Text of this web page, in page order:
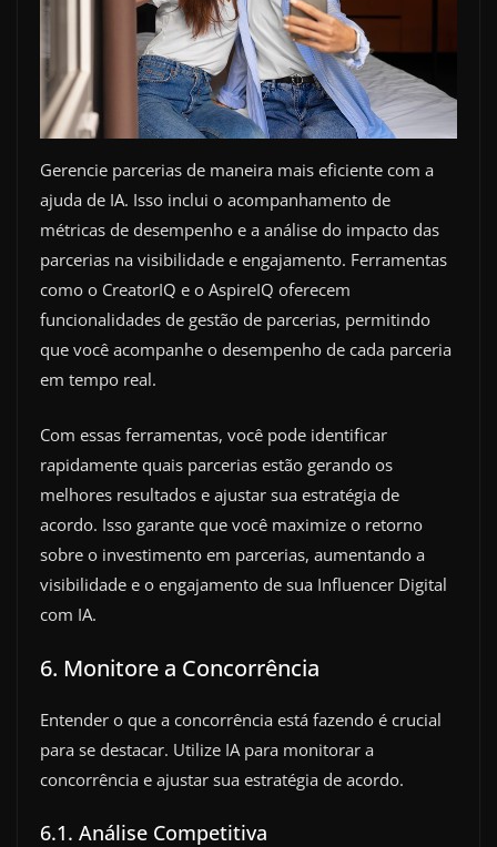
Gerencie parcerias de maneira mais eficiente com a
ajuda de IA. Isso inclui o acompanhamento de
métricas de desempenho e a análise do impacto das
parcerias na visibilidade e engajamento. Ferramentas
como o CreatorIQ e o AspireIQ oferecem
funcionalidades de gestão de parcerias, permitindo
que você acompanhe o desempenho de cada parceria
em tempo real.
Com essas ferramentas, você pode identificar
rapidamente quais parcerias estão gerando os
melhores resultados e ajustar sua estratégia de
acordo. Isso garante que você maximize o retorno
sobre o investimento em parcerias, aumentando a
visibilidade e o engajamento de sua Influencer Digital
com IA.
6. Monitore a Concorrência
Entender o que a concorrência está fazendo é crucial
para se destacar. Utilize IA para monitorar a
concorrência e ajustar sua estratégia de acordo.
6.1. Análise Competitiva